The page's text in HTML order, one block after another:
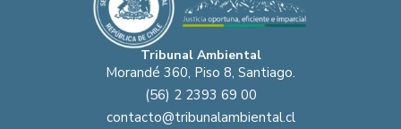
Tribunal Ambiental
Morandé 360, Piso 8, Santiago.
(56) 2 2393 69 00
contacto@tribunalambiental.cl